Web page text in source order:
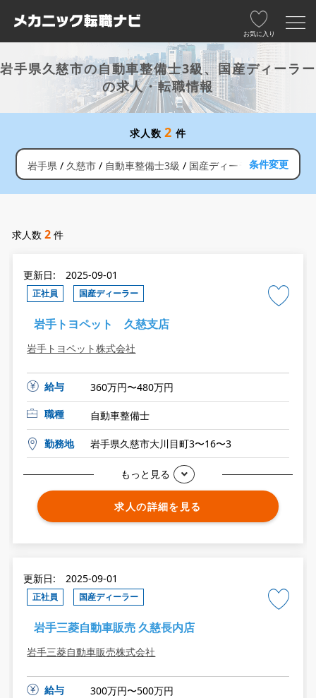
お気に入り
岩手県久慈市の自動車整備士3級、国産ディーラー
の求人・転職情報
求人数 2 件
岩手県 久慈市 自動車整備士3級 国産ディーラー条件変更
求人数2 件
更新日: 2025-09-01
正社員 国産ディーラー
岩手トヨペット 久慈支店
岩手トヨペット株式会社
給与
360万円〜480万円
職種
自動車整備士
勤務地 岩手県久慈市大川目町3〜16〜3
もっと見る
求人の詳細を見る
更新日: 2025-09-01
正社員 国産ディーラー
岩手三菱自動車販売 久慈長内店
岩手三菱自動車販売株式会社
給与
300万円〜500万円